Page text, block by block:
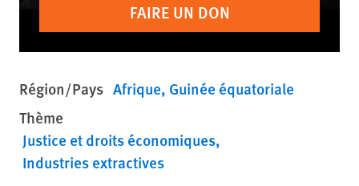
FAIRE UN DON
Région/Pays Afrique Guinée équatoriale
Thème
Justice et droits économiques
Industries extractives